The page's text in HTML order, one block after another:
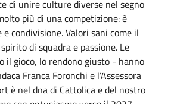
di unire culture diverse nel segno
più di una competizione: è
e condivisione. Valori sani come il
di squadra e passione. Le
il gioco, lo rendono giusto - hanno
Franca Foronchi e l’Assessora
è nel dna di Cattolica e del nostro